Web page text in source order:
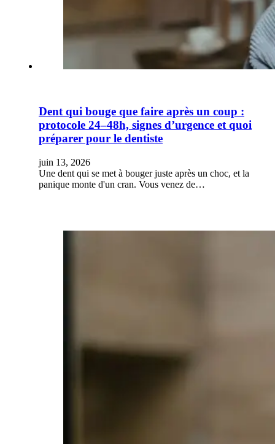
Dent qui bouge que faire après un coup :
protocole 24–48h, signes d’urgence et quoi
préparer pour le dentiste
juin 13, 2026
Une dent qui se met à bouger juste après un choc, et la
panique monte d'un cran. Vous venez de…